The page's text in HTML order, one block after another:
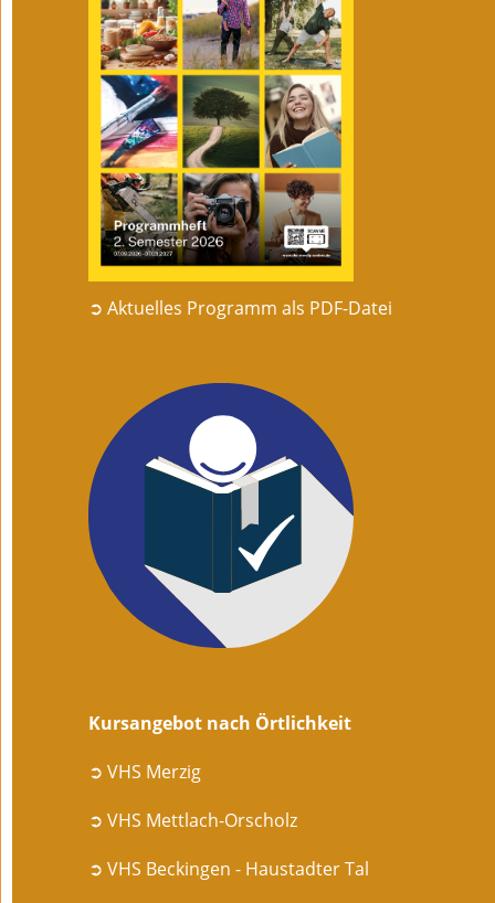
➲ Aktuelles Programm als PDF-Datei
Kursangebot nach Örtlichkeit
➲ VHS Merzig
➲ VHS Mettlach-Orscholz
➲ VHS Beckingen - Haustadter Tal